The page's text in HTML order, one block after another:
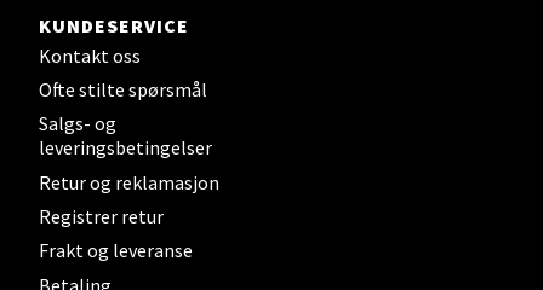
KUNDESERVICE
Kontakt oss
Ofte stilte spørsmål
Salgs- og
leveringsbetingelser
Retur og reklamasjon
Registrer retur
Frakt og leveranse
Betaling
0 i butikk
Leirvik - Stord